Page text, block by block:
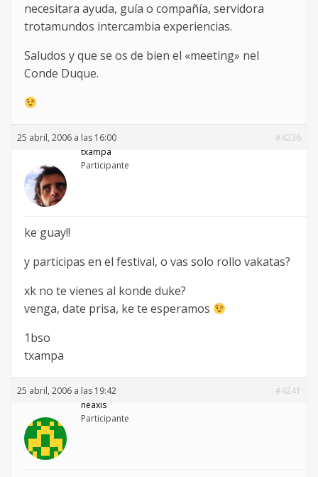
necesitara ayuda, guía o compañía, servidora
trotamundos intercambia experiencias.
Saludos y que se os de bien el «meeting» nel
Conde Duque.
25 abril, 2006 a las 16:00
#4236
txampa
Participante
ke guay!!
y participas en el festival, o vas solo rollo vakatas?
xk no te vienes al konde duke?
venga, date prisa, ke te esperamos
1bso
txampa
25 abril, 2006 a las 19:42
#4241
neaxis
Participante